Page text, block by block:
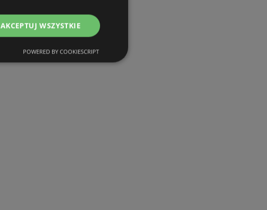
Oferty Żabka
AKCEPTUJ WSZYSTKIE
POWERED BY COOKIESCRIPT